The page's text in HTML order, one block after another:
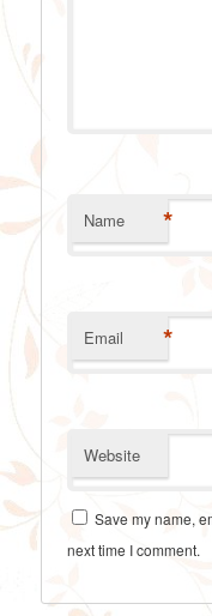
Name *
Email *
Website
Save my name,
next time I comment.